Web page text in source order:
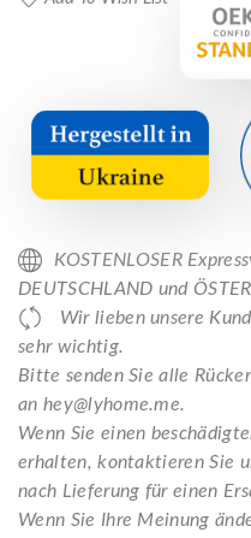
KOSTENLOSER
DEUTSCHLAND und
Wir lieben unsere
sehr wichtig.
Bitte senden Sie alle
an hey@lyhome.me.
Wenn Sie einen
erhalten, kontaktieren Sie
nach Lieferung für einen
Wenn Sie Ihre Meinung